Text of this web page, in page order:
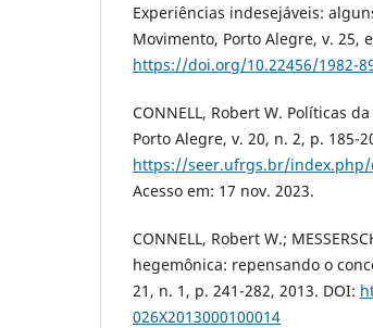
Experiências indesejáveis:
Movimento, Porto Alegre, v. 25,
https://doi.org/10.22456/1982-
CONNELL, Robert W. Políticas
Porto Alegre, v. 20, n. 2, p. 185-
https://seer.ufrgs.br/index.php/
Acesso em: 17 nov. 2023.
CONNELL, Robert W.;
hegemônica: repensando o
21, n. 1, p. 241-282, 2013. DOI:
026X2013000100014